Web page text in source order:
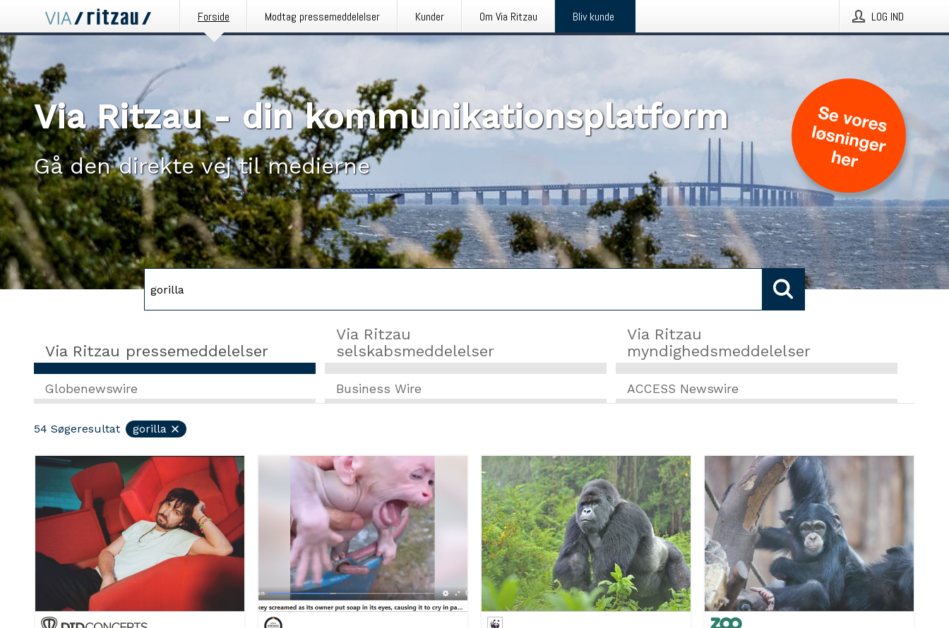
Forside Modtag pressemeddelelser Kunder Om Via Ritzau Bliv kunde LOG IND
Via Ritzau - din kommunikationsplatform
Gå den direkte vej til medierne
Via Ritzau pressemeddelelser
Via Ritzau
selskabsmeddelelser
Via Ritzau
myndighedsmeddelelser
Globenewswire Business Wire ACCESS Newswire
54 Søgeresultat gorilla